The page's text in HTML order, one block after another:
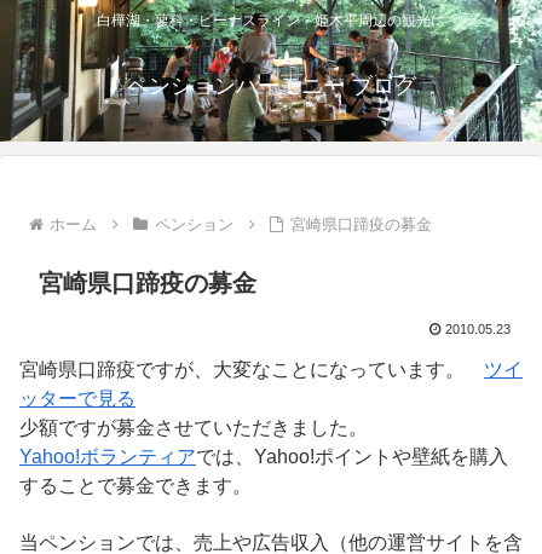
白樺湖・蓼科・ビーナスライン・姫木平周辺の観光に
ペンションハーモニー ブログ
ホーム ペンション 宮崎県口蹄疫の募金
宮崎県口蹄疫の募金
2010.05.23
宮崎県口蹄疫ですが、大変なことになっています。 ツイ
ッターで見る
少額ですが募金させていただきました。
Yahoo!ボランティアでは、Yahoo!ポイントや壁紙を購入
することで募金できます。
当ペンションでは、売上や広告収入（他の運営サイトを含